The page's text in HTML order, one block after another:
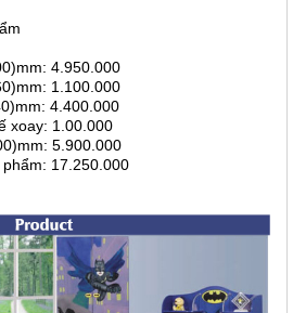
4.950.000
1.100.000
4.400.000
5.900.000
17.250.000